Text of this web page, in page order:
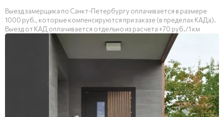
Выезд замерщика по Санкт-Петербургу оплачивается в размере
1000 руб., которые компенсируются при заказе (в пределах КАДа).
Выезд от КАД оплачивается отдельно из расчета +70 руб./1 км